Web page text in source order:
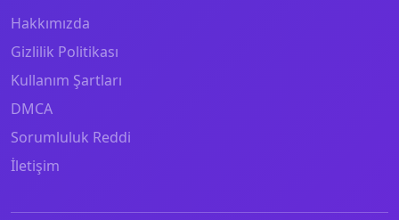
Hakkımızda
Gizlilik Politikası
Kullanım Şartları
DMCA
Sorumluluk Reddi
İletişim